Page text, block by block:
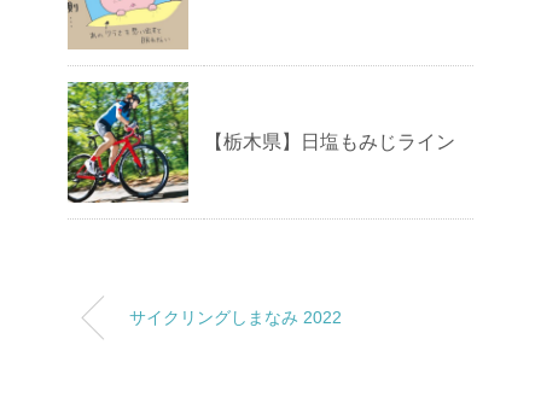
【栃木県】日塩もみじライン
サイクリングしまなみ 2022